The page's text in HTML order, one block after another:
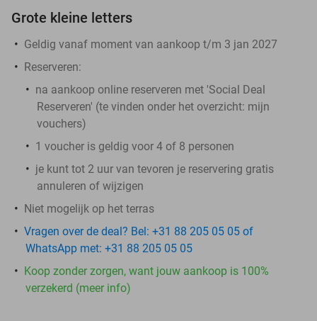
Grote kleine letters
Geldig vanaf moment van aankoop t/m 3 jan 2027
Reserveren:
na aankoop online reserveren met 'Social Deal
Reserveren' (te vinden onder het overzicht: mijn
vouchers)
1 voucher is geldig voor 4 of 8 personen
je kunt tot 2 uur van tevoren je reservering gratis
annuleren of wijzigen
Niet mogelijk op het terras
Vragen over de deal? Bel: +31 88 205 05 05 of
WhatsApp met: +31 88 205 05 05
Koop zonder zorgen, want jouw aankoop is 100%
verzekerd (meer info)